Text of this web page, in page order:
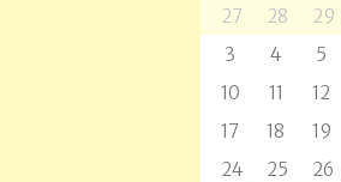
27 28 29
3
4 5
10
11 12
17
18 19
24
25 26